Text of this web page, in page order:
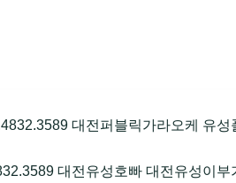
대전퍼블릭가라오케 유성
대전유성호빠 대전유성이부